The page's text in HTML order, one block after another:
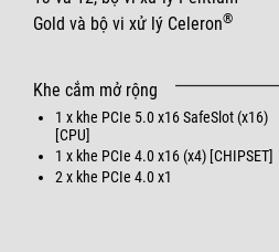
Gold và bộ vi xử lý Celeron®
Khe cắm mở rộng
1 x khe PCIe 5.0 x16 SafeSlot (x16)
[CPU]
1 x khe PCIe 4.0 x16 (x4) [CHIPSET]
2 x khe PCIe 4.0 x1